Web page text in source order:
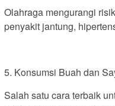
Olahraga mengurangi
penyakit jantung,
5. Konsumsi Buah dan
Salah satu cara terbaik